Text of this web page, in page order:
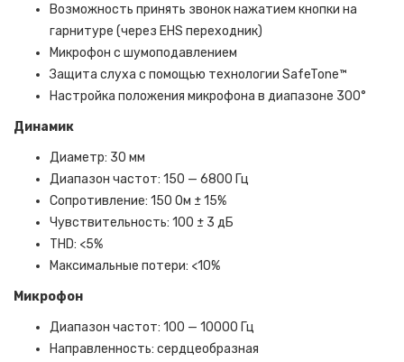
Возможность принять звонок нажатием кнопки на
гарнитуре (через EHS переходник)
Микрофон с шумоподавлением
Защита слуха с помощью технологии SafeTone™
Настройка положения микрофона в диапазоне 300°
Динамик
Диаметр: 30 мм
Диапазон частот: 150 — 6800 Гц
Сопротивление: 150 Ом ± 15%
Чувствительность: 100 ± 3 дБ
THD: <5%
Максимальные потери: <10%
Микрофон
Диапазон частот: 100 — 10000 Гц
Направленность: сердцеобразная